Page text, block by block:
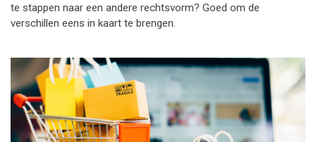
te stappen naar een andere rechtsvorm? Goed om de
verschillen eens in kaart te brengen.